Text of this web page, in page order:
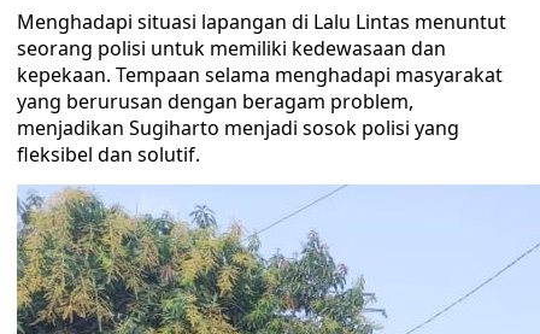
Menghadapi situasi lapangan di Lalu Lintas menuntut
seorang polisi untuk memiliki kedewasaan dan
kepekaan. Tempaan selama menghadapi masyarakat
yang berurusan dengan beragam problem,
menjadikan Sugiharto menjadi sosok polisi yang
fleksibel dan solutif.